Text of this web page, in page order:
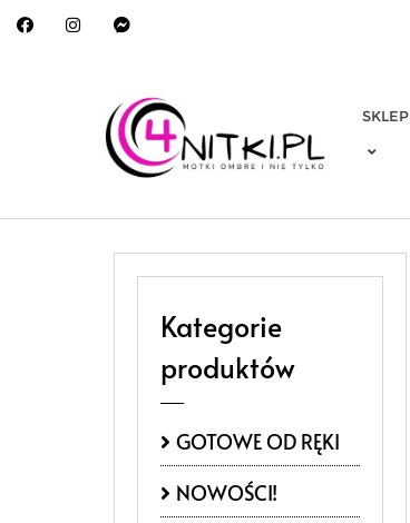
SKLEP
Kategorie
produktów
GOTOWE OD RĘKI
NOWOŚCI!